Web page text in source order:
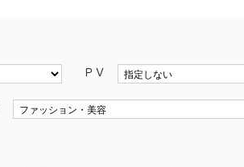
ＰＶ